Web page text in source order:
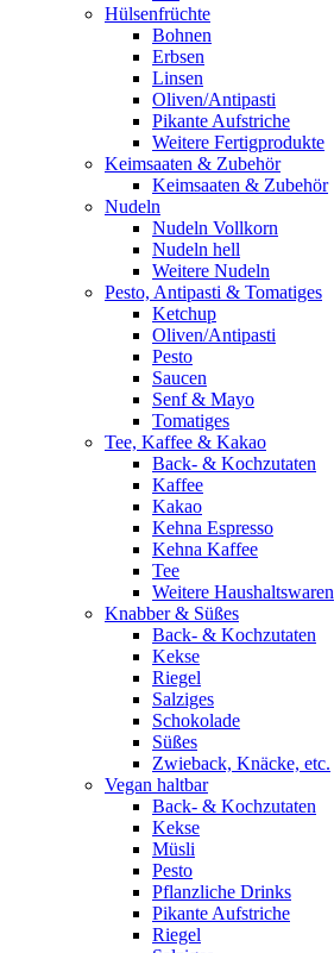
Hülsenfrüchte
Bohnen
Erbsen
Linsen
Oliven/Antipasti
Pikante Aufstriche
Weitere Fertigprodukte
Keimsaaten & Zubehör
Keimsaaten & Zubehör
Nudeln
Nudeln Vollkorn
Nudeln hell
Weitere Nudeln
Pesto, Antipasti & Tomatiges
Ketchup
Oliven/Antipasti
Pesto
Saucen
Senf & Mayo
Tomatiges
Tee, Kaffee & Kakao
Back- & Kochzutaten
Kaffee
Kakao
Kehna Espresso
Kehna Kaffee
Tee
Weitere Haushaltswaren
Knabber & Süßes
Back- & Kochzutaten
Kekse
Riegel
Salziges
Schokolade
Süßes
Zwieback, Knäcke, etc.
Vegan haltbar
Back- & Kochzutaten
Kekse
Müsli
Pesto
Pflanzliche Drinks
Pikante Aufstriche
Riegel